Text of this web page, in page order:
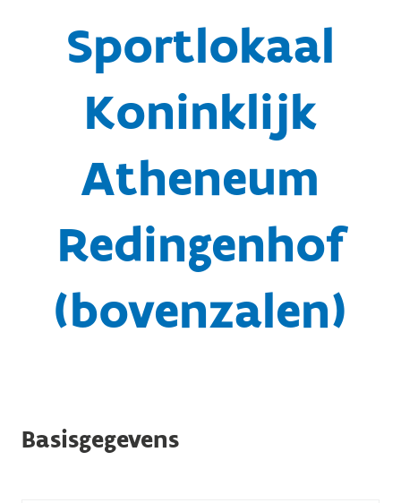
Sportlokaal
Koninklijk
Atheneum
Redingenhof
(bovenzalen)
Basisgegevens